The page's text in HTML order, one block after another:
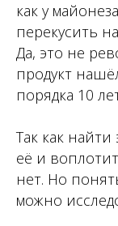
как у
перекусить
Да, это не
продукт
порядка 10
Так как
её и
нет. Но
можно